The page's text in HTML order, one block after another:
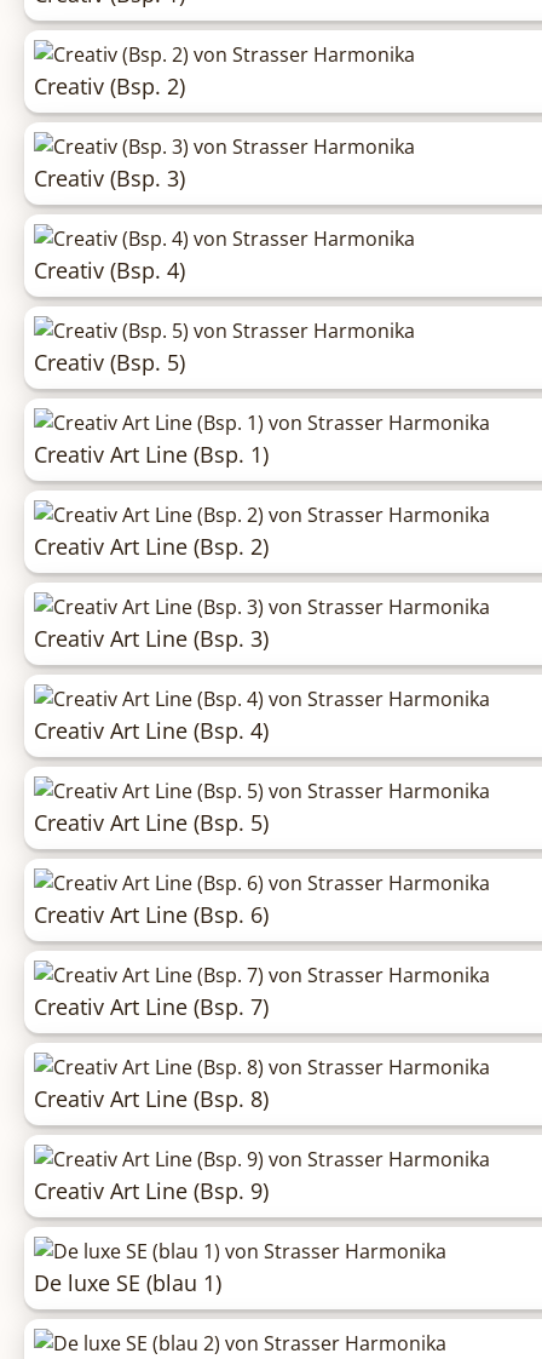
Creativ (Bsp. 2)
Creativ (Bsp. 3)
Creativ (Bsp. 4)
Creativ (Bsp. 5)
Creativ Art Line (Bsp. 1)
Creativ Art Line (Bsp. 2)
Creativ Art Line (Bsp. 3)
Creativ Art Line (Bsp. 4)
Creativ Art Line (Bsp. 5)
Creativ Art Line (Bsp. 6)
Creativ Art Line (Bsp. 7)
Creativ Art Line (Bsp. 8)
Creativ Art Line (Bsp. 9)
De luxe SE (blau 1)